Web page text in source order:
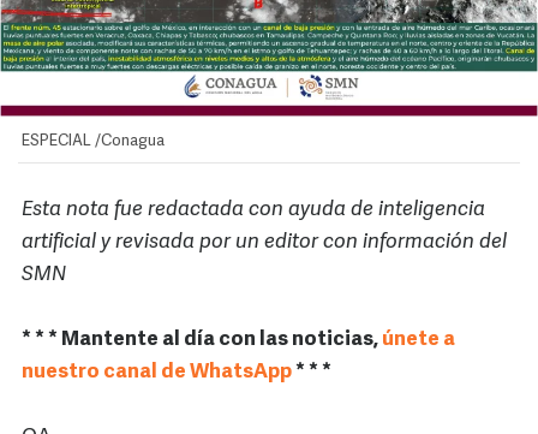
ESPECIAL /Conagua
Esta nota fue redactada con ayuda de inteligencia
artificial y revisada por un editor con información del
SMN
* * * Mantente al día con las noticias, únete a
nuestro canal de WhatsApp* * *